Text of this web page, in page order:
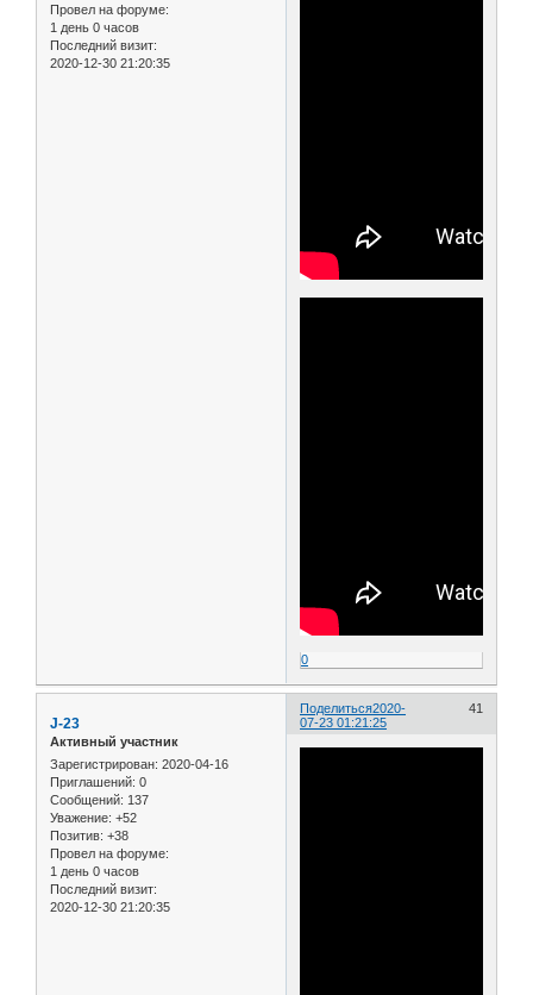
Провел на форуме:
1 день 0 часов
Последний визит:
2020-12-30 21:20:35
0
Поделиться 41
2020-
07-23 01:21:25
J-23
Активный участник
Зарегистрирован: 2020-04-16
Приглашений: 0
Сообщений: 137
Уважение: +52
Позитив: +38
Провел на форуме:
1 день 0 часов
Последний визит:
2020-12-30 21:20:35